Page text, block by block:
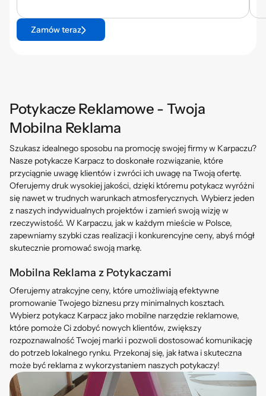
Zamów teraz
Potykacze Reklamowe - Twoja
Mobilna Reklama
Szukasz idealnego sposobu na promocję swojej firmy w Karpaczu?
Nasze potykacze Karpacz to doskonałe rozwiązanie, które
przyciągnie uwagę klientów i zwróci ich uwagę na Twoją ofertę.
Oferujemy druk wysokiej jakości, dzięki któremu potykacz wyróżni
się nawet w trudnych warunkach atmosferycznych. Wybierz jeden
z naszych indywidualnych projektów i zamień swoją wizję w
rzeczywistość. W Karpaczu, jak w każdym mieście w Polsce,
zapewniamy szybki czas realizacji i konkurencyjne ceny, abyś mógł
skutecznie promować swoją markę.
Mobilna Reklama z Potykaczami
Oferujemy atrakcyjne ceny, które umożliwiają efektywne
promowanie Twojego biznesu przy minimalnych kosztach.
Wybierz potykacz Karpacz jako mobilne narzędzie reklamowe,
które pomoże Ci zdobyć nowych klientów, zwiększy
rozpoznawalność Twojej marki i pozwoli dostosować komunikację
do potrzeb lokalnego rynku. Przekonaj się, jak łatwa i skuteczna
może być reklama z wykorzystaniem naszych potykaczy!